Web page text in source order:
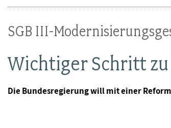
SGB III-
Wichtiger Schritt
Die Bundesregierung will mit einer